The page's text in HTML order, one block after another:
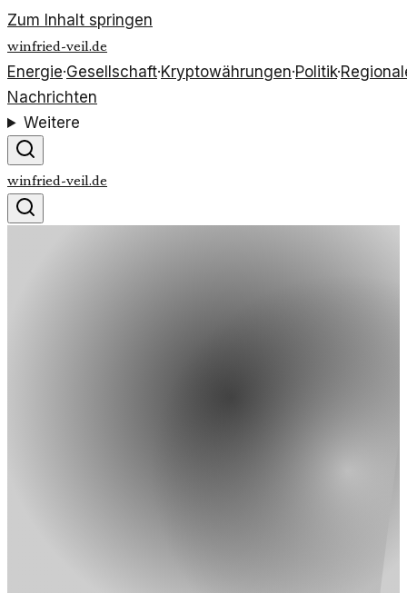
Zum Inhalt springen
winfried-veil.de
Energie·Gesellschaft·Kryptowährungen·Politik·
Nachrichten
Weitere
winfried-veil.de